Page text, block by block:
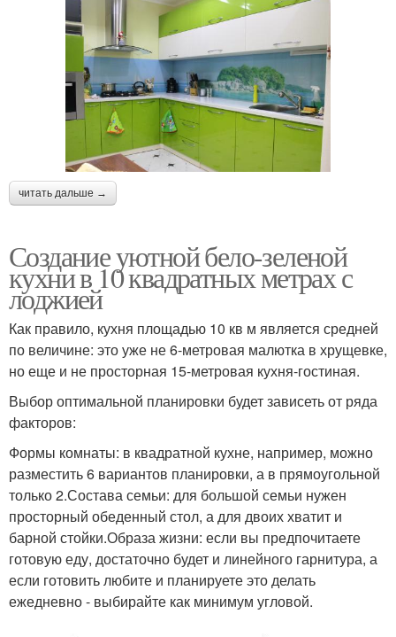
читать дальше →
Создание уютной бело-зеленой
кухни в 10 квадратных метрах с
лоджией
Как правило, кухня площадью 10 кв м является средней
по величине: это уже не 6-метровая малютка в хрущевке,
но еще и не просторная 15-метровая кухня-гостиная.
Выбор оптимальной планировки будет зависеть от ряда
факторов:
Формы комнаты: в квадратной кухне, например, можно
разместить 6 вариантов планировки, а в прямоугольной
только 2.Состава семьи: для большой семьи нужен
просторный обеденный стол, а для двоих хватит и
барной стойки.Образа жизни: если вы предпочитаете
готовую еду, достаточно будет и линейного гарнитура, а
если готовить любите и планируете это делать
ежедневно - выбирайте как минимум угловой.